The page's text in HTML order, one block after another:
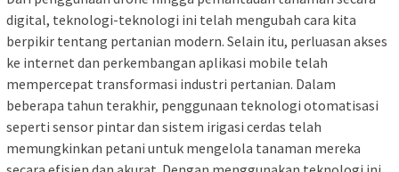
digital, teknologi-teknologi ini telah mengubah cara kita
berpikir tentang pertanian modern. Selain itu, perluasan akses
ke internet dan perkembangan aplikasi mobile telah
mempercepat transformasi industri pertanian. Dalam
beberapa tahun terakhir, penggunaan teknologi otomatisasi
seperti sensor pintar dan sistem irigasi cerdas telah
memungkinkan petani untuk mengelola tanaman mereka